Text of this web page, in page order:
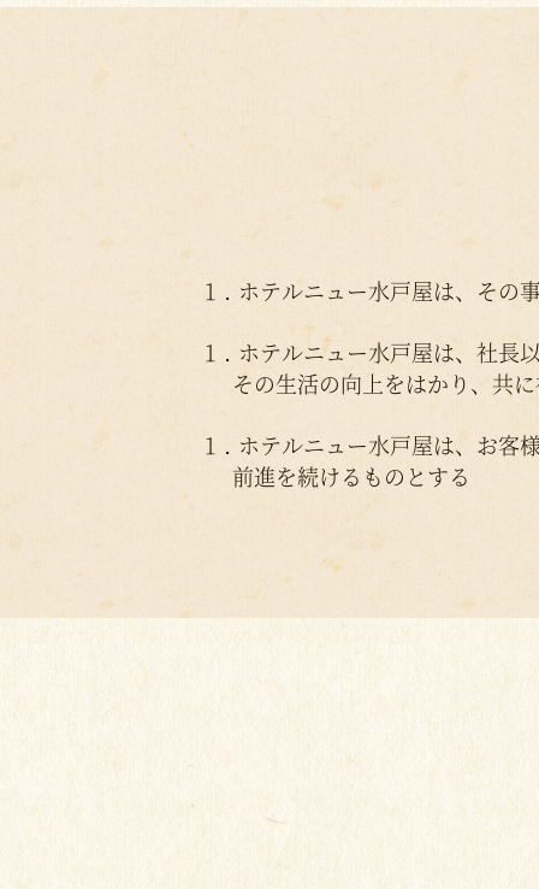
1．ホテルニュー水戸屋は、その
1．ホテルニュー水戸屋は、社長
その生活の向上をはかり、共
1．ホテルニュー水戸屋は、お客
前進を続けるものとする